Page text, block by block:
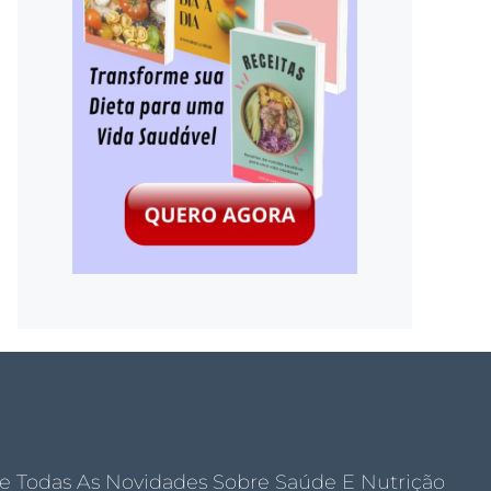
Todas As Novidades Sobre Saúde E Nutrição